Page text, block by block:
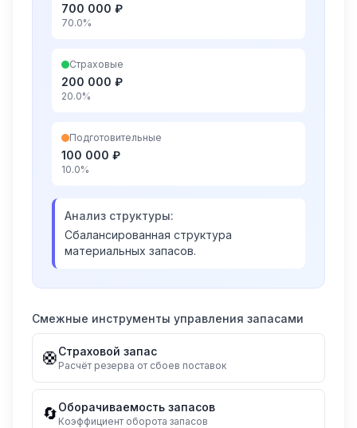
700 000 ₽
70.0%
Страховые
200 000 ₽
20.0%
Подготовительные
100 000 ₽
10.0%
Анализ структуры:
Сбалансированная структура
материальных запасов.
Смежные инструменты управления запасами
🛟Страховой запас
Расчёт резерва от сбоев поставок
🔄Оборачиваемость запасов
Коэффициент оборота запасов